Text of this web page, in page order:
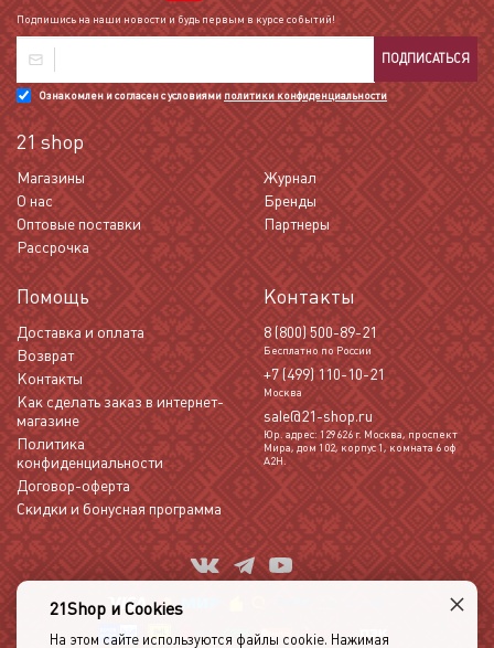
Подпишись на наши новости и будь первым в курсе событий!
ПОДПИСАТЬСЯ
Ознакомлен и согласен с условиямиполитики конфиденциальности
21 shop
Магазины
Журнал
О нас
Бренды
Оптовые поставки
Партнеры
Рассрочка
Помощь
Доставка и оплата
Возврат
Контакты
Как сделать заказ в интернет-
магазине
Политика
конфиденциальности
Договор-оферта
Скидки и бонусная программа
Контакты
8 (800) 500-89-21
Бесплатно по России
+7 (499) 110-10-21
Москва
sale@21-shop.ru
Юр. адрес: 129626 г. Москва, проспект
Мира, дом 102, корпус 1, комната 6 оф
А2Н.
21Shop и Cookies
На этом сайте используются файлы cookie. Нажимая
×